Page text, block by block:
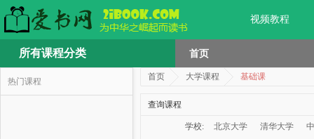
视频教程
所有课程分类 首页
热门课程 首页 大学课程 基础课
查询课程
学校: 北京大学 清华大学